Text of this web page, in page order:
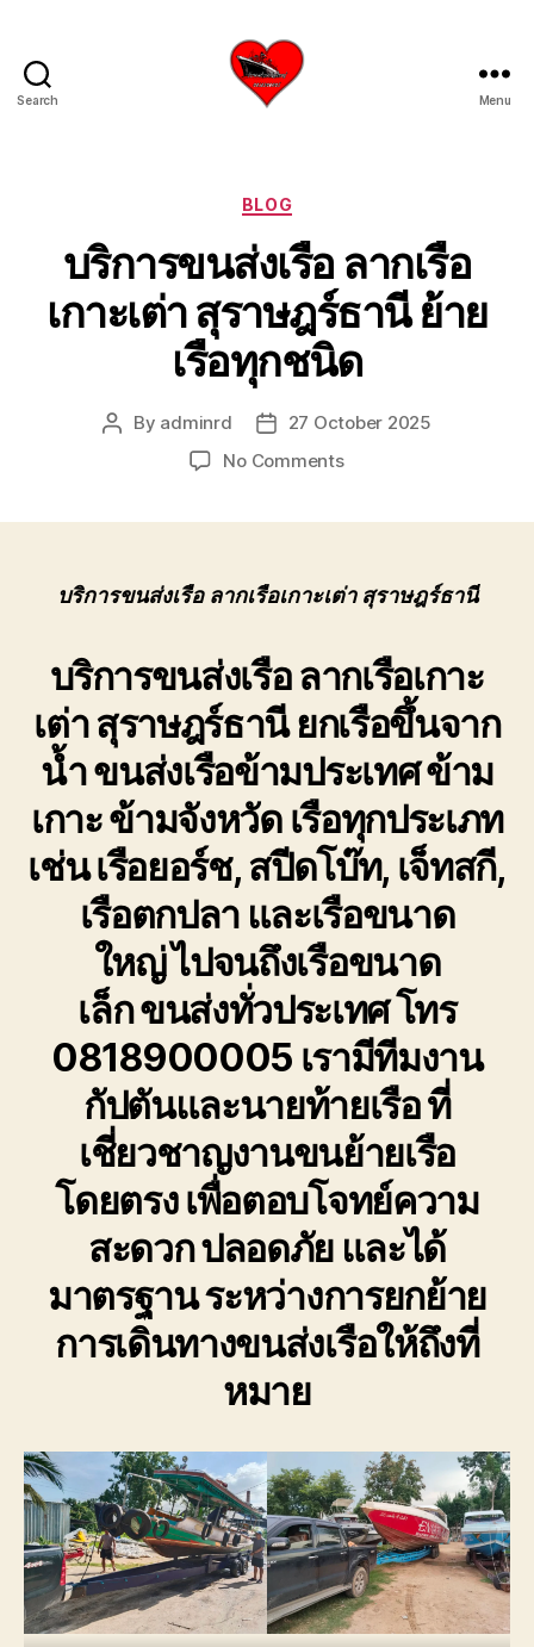
Search
ย้าย
ใหญ่
เครน
ยก
เรือ
ขึ้น
จาก
น้ำ
ทะเล
โทร
เชี่ยวชาญ
ย้าย
เรือ
โดยตรง
ตอบ
โจทย์
ความ
สะดวก
ปลอดภัย
และ
ได้
มาตรฐาน
การ
ยก
ย้าย
การ
เดิน
ทาง
ขนส่ง
เรือ
ให้
ถึงที่
หมาย
Menu
Categories
BLOG
บริการขนส่งเรือ ลากเรือ
เกาะเต่า สุราษฎร์ธานี ย้าย
เรือทุกชนิด
Post
By adminrd
Post27 October 2025
No Commentson
เรือ
สุราษฎร์ธานี
ย้าย
เรือ
ชนิด
บริการขนส่งเรือ ลากเรือเกาะเต่า สุราษฎร์ธานี
บริการขนส่งเรือ ลากเรือเกาะ
เต่า สุราษฎร์ธานียกเรือขึ้นจาก
น้ำ ขนส่งเรือข้ามประเทศ ข้าม
เกาะ ข้ามจังหวัด เรือทุกประเภท
เช่น เรือยอร์ช, สปีดโบ๊ท, เจ็ทสกี,
เรือตกปลา และเรือขนาด
ใหญ่ ไปจนถึงเรือขนาด
เล็ก ขนส่งทั่วประเทศ โทร
0818900005 เรามีทีมงาน
กัปตันและนายท้ายเรือ ที่
เชี่ยวชาญงานขนย้ายเรือ
โดยตรง เพื่อตอบโจทย์ความ
สะดวก ปลอดภัย และได้
มาตรฐาน ระหว่างการยกย้าย
การเดินทางขนส่งเรือให้ถึงที่
หมาย